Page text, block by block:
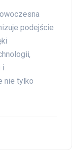
podejście
i
nie tylko